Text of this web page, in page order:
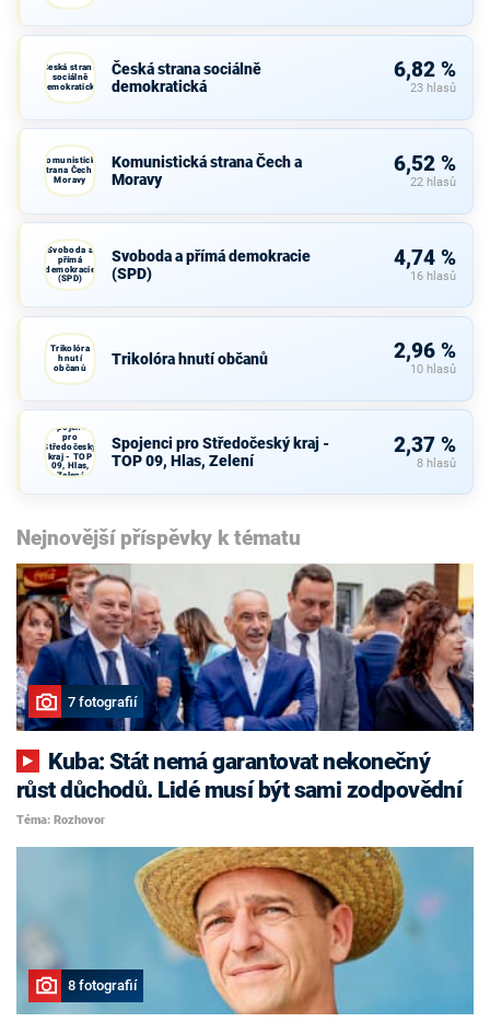
Česká strana
sociálně
demokratická
Česká strana sociálně
demokratická
6,82 %
23 hlasů
Komunistická
strana Čech a
Moravy
Komunistická strana Čech a
Moravy
6,52 %
22 hlasů
Svoboda a
přímá
demokracie
(SPD)
Svoboda a přímá demokracie
(SPD)
4,74 %
16 hlasů
Trikolóra
hnutí
občanů
Trikolóra hnutí občanů 2,96 %
10 hlasů
Spojenci
pro
Středočeský
kraj - TOP
09, Hlas,
Zelení
Spojenci pro Středočeský kraj -
TOP 09, Hlas, Zelení
2,37 %
8 hlasů
Nejnovější příspěvky k tématu
7 fotografií
růst důchodů. Lidé musí být sami zodpovědní
Téma: Rozhovor
8 fotografií